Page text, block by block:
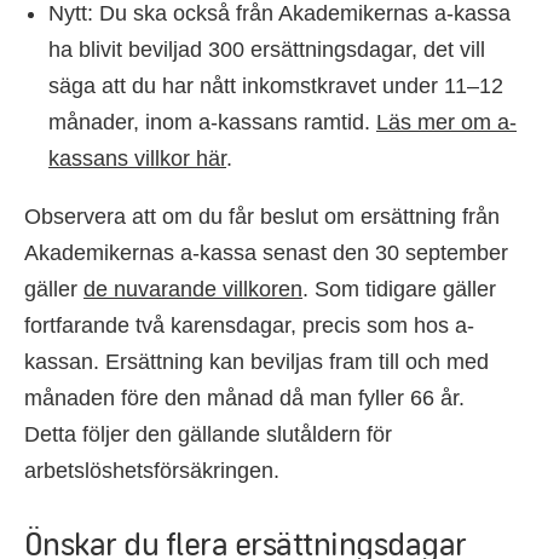
Nytt: Du ska också från Akademikernas a-kassa
ha blivit beviljad 300 ersättningsdagar, det vill
säga att du har nått inkomstkravet under 11–12
månader, inom a-kassans ramtid. Läs mer om a-
kassans villkor här.
Observera att om du får beslut om ersättning från
Akademikernas a-kassa senast den 30 september
gäller de nuvarande villkoren. Som tidigare gäller
fortfarande två karensdagar, precis som hos a-
kassan. Ersättning kan beviljas fram till och med
månaden före den månad då man fyller 66 år.
Detta följer den gällande slutåldern för
arbetslöshetsförsäkringen.
Önskar du flera ersättningsdagar